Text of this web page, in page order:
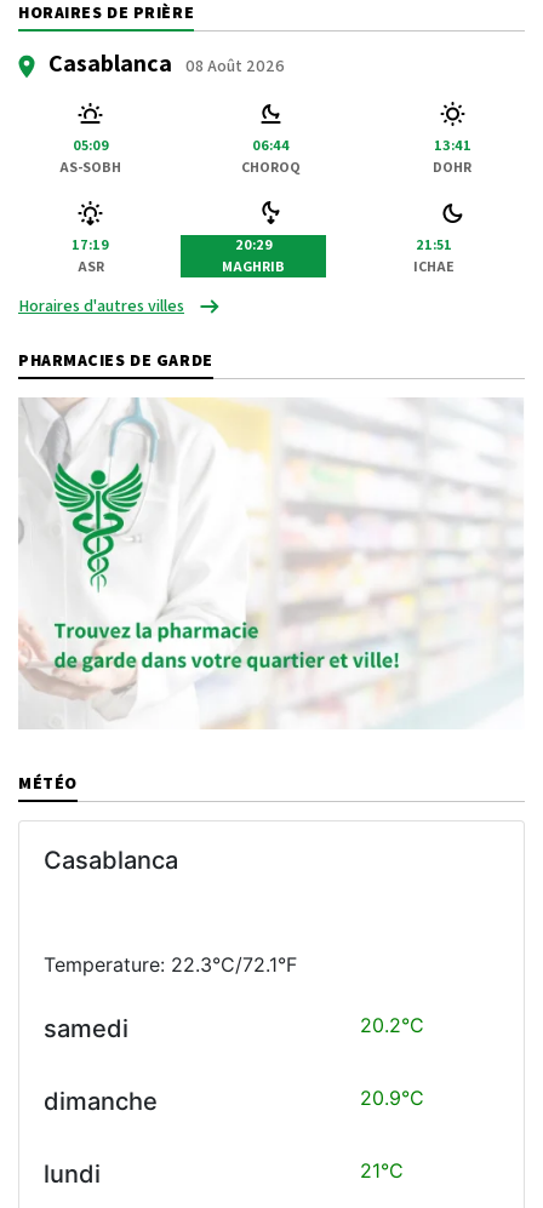
HORAIRES DE PRIÈRE
Casablanca 08 Août 2026
05:09
AS-SOBH
06:44
CHOROQ
13:41
DOHR
17:19
ASR
20:29
MAGHRIB
21:51
ICHAE
Horaires d'autres villes
PHARMACIES DE GARDE
MÉTÉO
Casablanca
Temperature: 22.3°C/72.1°F
samedi 20.2°C
dimanche 20.9°C
lundi 21°C